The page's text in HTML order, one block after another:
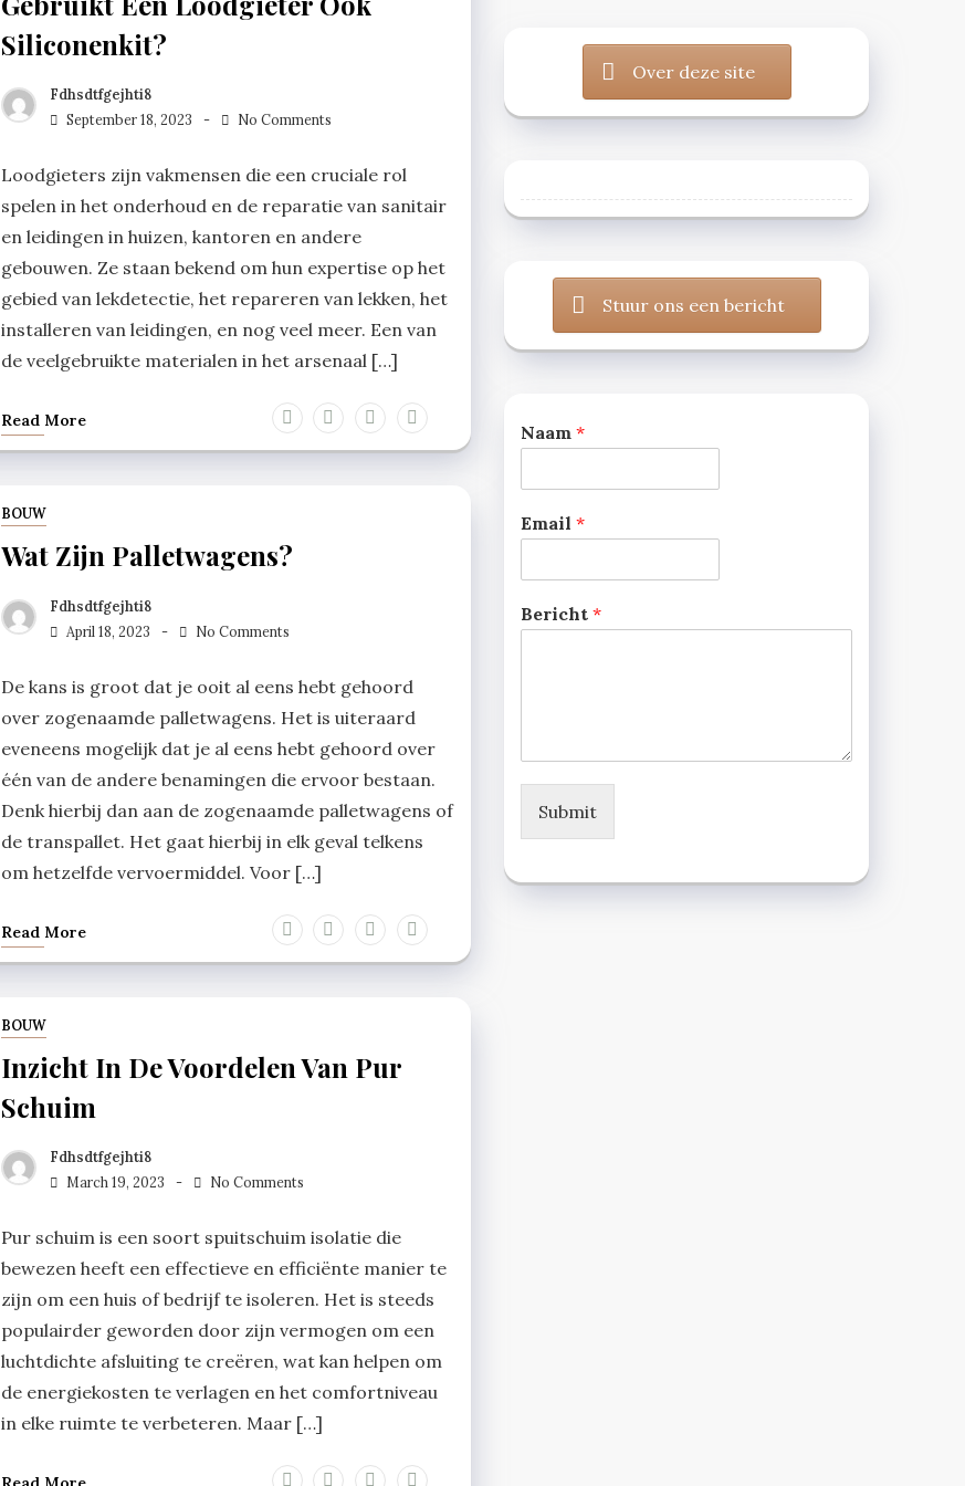
Siliconenkit?
Fdhsdtfgejhti8
September 18, 2023
No Comments
Loodgieters zijn vakmensen die een cruciale rol
spelen in het onderhoud en de reparatie van sanitair
en leidingen in huizen, kantoren en andere
gebouwen. Ze staan bekend om hun expertise op het
gebied van lekdetectie, het repareren van lekken, het
installeren van leidingen, en nog veel meer. Een van
de veelgebruikte materialen in het arsenaal […]
Read More
BOUW
Wat Zijn Palletwagens?
Fdhsdtfgejhti8
April 18, 2023
No Comments
De kans is groot dat je ooit al eens hebt gehoord
over zogenaamde palletwagens. Het is uiteraard
eveneens mogelijk dat je al eens hebt gehoord over
één van de andere benamingen die ervoor bestaan.
Denk hierbij dan aan de zogenaamde palletwagens of
de transpallet. Het gaat hierbij in elk geval telkens
om hetzelfde vervoermiddel. Voor […]
Read More
BOUW
Inzicht In De Voordelen Van Pur
Schuim
Fdhsdtfgejhti8
March 19, 2023
No Comments
Pur schuim is een soort spuitschuim isolatie die
bewezen heeft een effectieve en efficiënte manier te
zijn om een huis of bedrijf te isoleren. Het is steeds
populairder geworden door zijn vermogen om een
luchtdichte afsluiting te creëren, wat kan helpen om
de energiekosten te verlagen en het comfortniveau
in elke ruimte te verbeteren. Maar […]
Over deze site
Stuur ons een bericht
Naam *
Email *
Bericht *
Submit